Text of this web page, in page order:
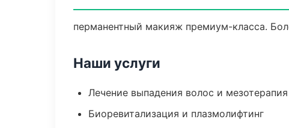
перманентный макияж премиум-класса.
Наши услуги
Лечение выпадения волос и мезотерапия
Биоревитализация и плазмолифтинг